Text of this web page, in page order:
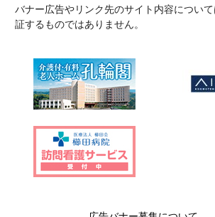
バナー広告やリンク先のサイト内容につい
証するものではありません。